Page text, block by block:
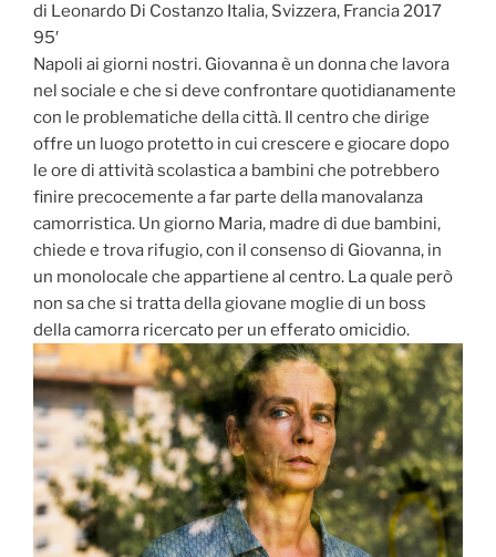
di Leonardo Di Costanzo Italia, Svizzera, Francia 2017
95′
Napoli ai giorni nostri. Giovanna è un donna che lavora
nel sociale e che si deve confrontare quotidianamente
con le problematiche della città. Il centro che dirige
offre un luogo protetto in cui crescere e giocare dopo
le ore di attività scolastica a bambini che potrebbero
finire precocemente a far parte della manovalanza
camorristica. Un giorno Maria, madre di due bambini,
chiede e trova rifugio, con il consenso di Giovanna, in
un monolocale che appartiene al centro. La quale però
non sa che si tratta della giovane moglie di un boss
della camorra ricercato per un efferato omicidio.